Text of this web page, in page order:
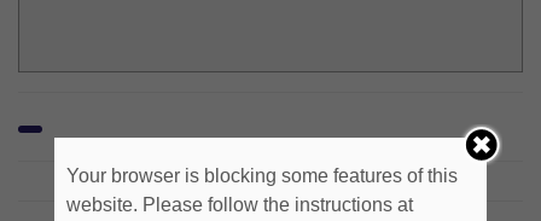
Your browser is blocking some features of this
website. Please follow the instructions at